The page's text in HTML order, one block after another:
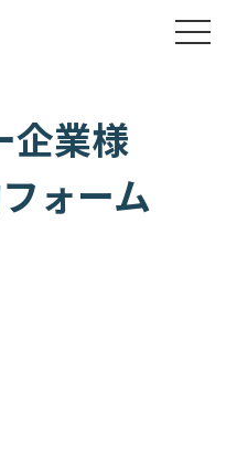
企業様
ォーム